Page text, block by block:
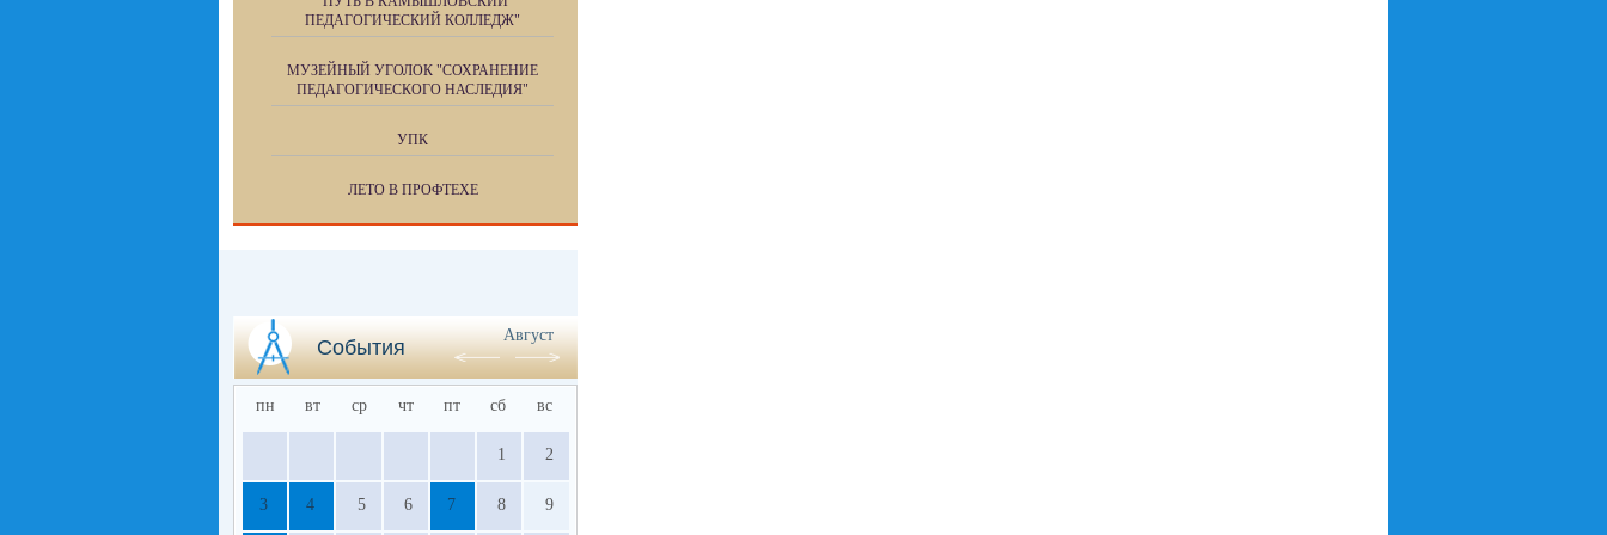
ПЕДАГОГИЧЕСКИЙ КОЛЛЕДЖ"
МУЗЕЙНЫЙ УГОЛОК "СОХРАНЕНИЕ
ПЕДАГОГИЧЕСКОГО НАСЛЕДИЯ"
УПК
ЛЕТО В ПРОФТЕХЕ
События
Август
пн вт ср чт пт сб вс
1 2
3 4 5 6 7 8 9